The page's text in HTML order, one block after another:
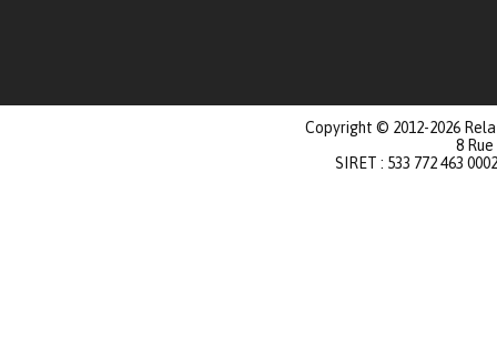
Copyright © 2012-2026
8
SIRET : 533 772 463